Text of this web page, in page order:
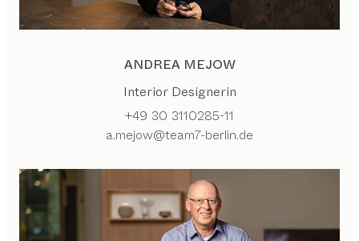
ANDREA MEJOW
Interior Designerin
+49 30 3110285-11
a.mejow@team7-berlin.de